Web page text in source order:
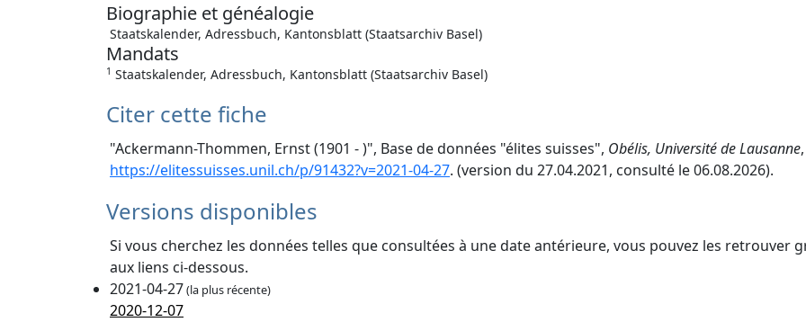
Biographie et généalogie
Staatskalender, Adressbuch, Kantonsblatt (Staatsarchiv Basel)
Mandats
1 Staatskalender, Adressbuch, Kantonsblatt (Staatsarchiv Basel)
Citer cette fiche
"Ackermann-Thommen, Ernst (1901 - )", Base de données "élites suisses", Obélis, Université de Lausanne,
https://elitessuisses.unil.ch/p/91432?v=2021-04-27. (version du 27.04.2021, consulté le 06.08.2026).
Versions disponibles
Si vous cherchez les données telles que consultées à une date antérieure, vous pouvez les retrouver
aux liens ci-dessous.
2021-04-27(la plus récente)
2020-12-07